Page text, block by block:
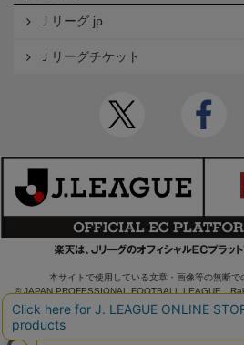
Ｊリーグ.jp
Ｊリーグチケット
本サイトで使用している文章・画像等の無断で
© JAPAN PROFESSIONAL FOOTBALL LEAGUE
SERVED.